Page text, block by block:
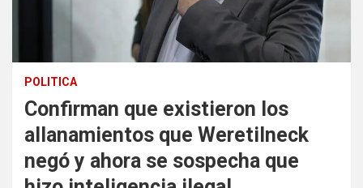
POLITICA
Confirman que existieron los
allanamientos que Weretilneck
negó y ahora se sospecha que